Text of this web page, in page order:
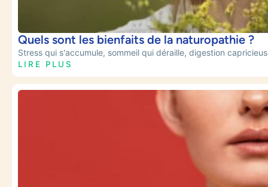
Quels sont les bienfaits de la naturopathie ?
Stress qui s'accumule, sommeil qui déraille, digestion
LIRE PLUS